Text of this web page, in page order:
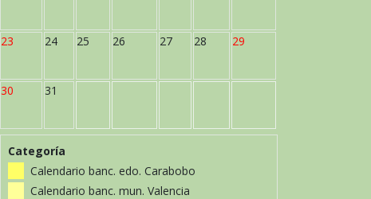
23 24 25 26 27 28 29
30 31
Categoría
Calendario banc. edo. Carabobo
Calendario banc. mun. Valencia